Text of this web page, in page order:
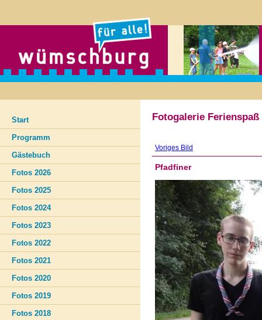
Start
Programm
Gästebuch
Fotos 2026
Fotos 2025
Fotos 2024
Fotos 2023
Fotos 2022
Fotos 2021
Fotos 2020
Fotos 2019
Fotos 2018
Fotogalerie Ferienspaß
Voriges Bild
Pfadfiner